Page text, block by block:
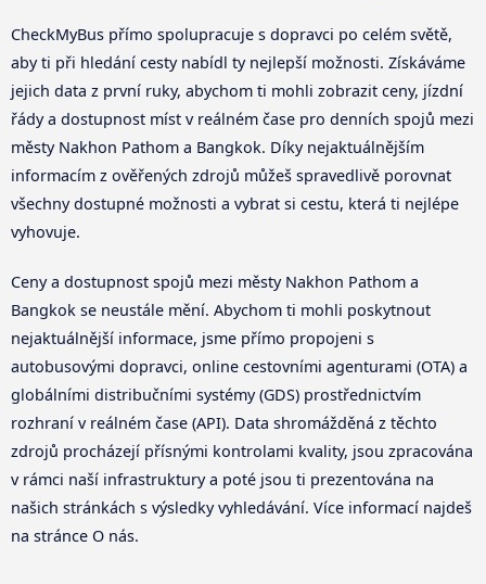
CheckMyBus přímo spolupracuje s dopravci po celém světě,
aby ti při hledání cesty nabídl ty nejlepší možnosti. Získáváme
jejich data z první ruky, abychom ti mohli zobrazit ceny, jízdní
řády a dostupnost míst v reálném čase pro denních spojů mezi
městy Nakhon Pathom a Bangkok. Díky nejaktuálnějším
informacím z ověřených zdrojů můžeš spravedlivě porovnat
všechny dostupné možnosti a vybrat si cestu, která ti nejlépe
vyhovuje.
Ceny a dostupnost spojů mezi městy Nakhon Pathom a
Bangkok se neustále mění. Abychom ti mohli poskytnout
nejaktuálnější informace, jsme přímo propojeni s
autobusovými dopravci, online cestovními agenturami (OTA) a
globálními distribučními systémy (GDS) prostřednictvím
rozhraní v reálném čase (API). Data shromážděná z těchto
zdrojů procházejí přísnými kontrolami kvality, jsou zpracována
v rámci naší infrastruktury a poté jsou ti prezentována na
našich stránkách s výsledky vyhledávání. Více informací najdeš
na stránce O nás.